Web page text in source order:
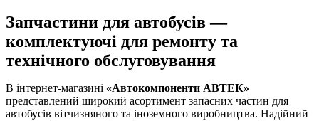
Запчастини для автобусів —
комплектуючі для ремонту та
технічного обслуговування
В інтернет-магазині «Автокомпоненти АВТЕК»
представлений широкий асортимент запасних частин для
автобусів вітчизняного та іноземного виробництва. Надійний